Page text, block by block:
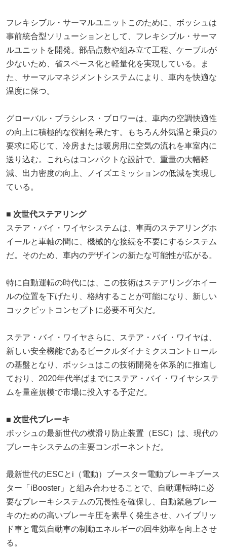
フレキシブル・サーマルユニットこのために、ボッシュは
事前統合型ソリューションとして、フレキシブル・サーマ
ルユニットを開発。部品点数や組み立て工程、ケーブルが
少ないため、省スペース化と軽量化を実現している。ま
た、サーマルマネジメントシステムにより、車内を快適な
温度に保つ。
グローバル・ブラシレス・ブロワーは、車内の空調快適性
の向上に積極的な役割を果たす。もちろん外気温と乗員の
要求に応じて、冷房または暖房用に空気の流れを車室内に
送り込む。これらはコンパクトな設計で、重量の大幅軽
減、出力密度の向上、ノイズエミッションの低減を実現し
ている。
■ 次世代ステアリング
ステア・バイ・ワイヤシステムは、車両のステアリングホ
イールと車軸の間に、機械的な接続を不要にするシステム
だ。そのため、車内のデザインの新たな可能性が広がる。
特に自動運転の時代には、この技術はステアリングホイー
ルの位置を下げたり、格納することが可能になり、新しい
コックピットコンセプトに必要不可欠だ。
ステア・バイ・ワイヤさらに、ステア・バイ・ワイヤは、
新しい安全機能であるビークルダイナミクスコントロール
の基盤となり、ボッシュはこの技術開発を体系的に推進し
ており、2020年代半ばまでにステア・バイ・ワイヤシステ
ムを量産規模で市場に投入する予定だ。
■ 次世代ブレーキ
ボッシュの最新世代の横滑り防止装置（ESC）は、現代の
ブレーキシステムの主要コンポーネントだ。
最新世代のESCとi（電動）ブースター電動ブレーキブース
ター「iBooster」と組み合わせることで、自動運転時に必
要なブレーキシステムの冗長性を確保し、自動緊急ブレー
キのための高いブレーキ圧を素早く発生させ、ハイブリッ
ド車と電気自動車の制動エネルギーの回生効率を向上させ
る。